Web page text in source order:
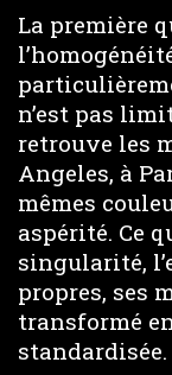
La première
n’est pas
retrouve les
Angeles, à
mêmes
aspérité. Ce
singularité,
propres, ses
transformé
standardisée.